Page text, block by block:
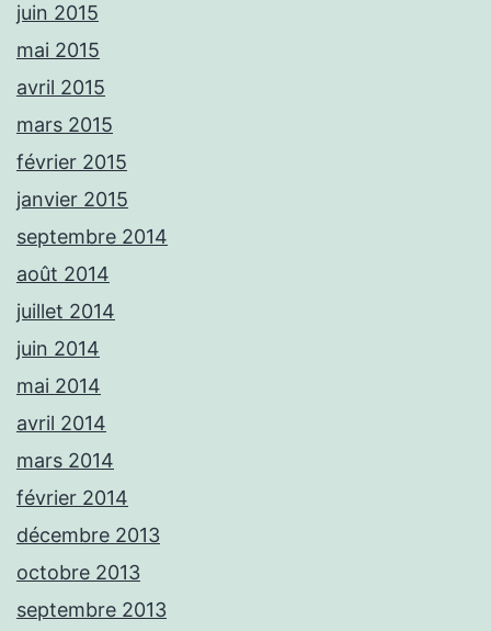
juin 2015
mai 2015
avril 2015
mars 2015
février 2015
janvier 2015
septembre 2014
août 2014
juillet 2014
juin 2014
mai 2014
avril 2014
mars 2014
février 2014
décembre 2013
octobre 2013
septembre 2013